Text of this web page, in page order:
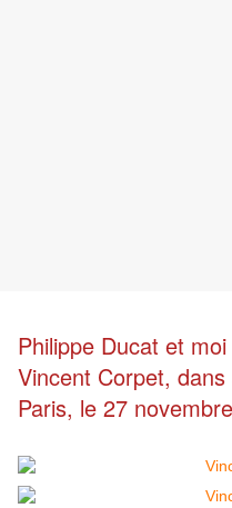
Philippe Ducat et
Vincent Corpet,
Paris, le 27